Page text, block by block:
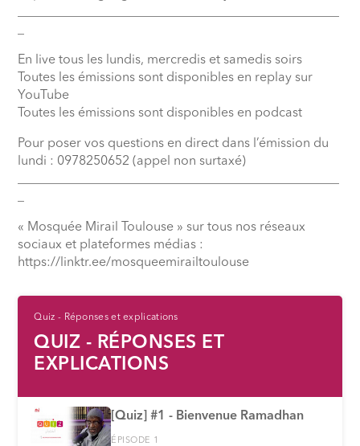
En live tous les lundis, mercredis et samedis soirs
Toutes les émissions sont disponibles en replay sur
YouTube
Toutes les émissions sont disponibles en podcast
Pour poser vos questions en direct dans l’émission du
lundi : 0978250652 (appel non surtaxé)
« Mosquée Mirail Toulouse » sur tous nos réseaux
sociaux et plateformes médias :
⁠https://linktr.ee/mosqueemirailtoulouse
Quiz - Réponses et explications
QUIZ - RÉPONSES ET
EXPLICATIONS
[Quiz] #1 - Bienvenue Ramadhan
ÉPISODE 1